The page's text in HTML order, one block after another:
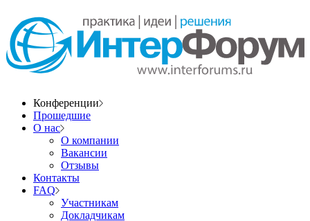
Конференции
Прошедшие
О нас
О компании
Вакансии
Отзывы
Контакты
FAQ
Участникам
Докладчикам